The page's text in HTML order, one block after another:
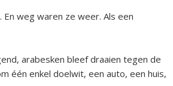
weg waren ze weer. Als een
arabesken bleef draaien tegen de
één enkel doelwit, een auto, een huis,